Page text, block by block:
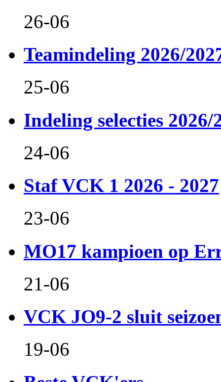
26-06
Teamindeling 2026/
25-06
Indeling selecties 2026/
24-06
Staf VCK 1 2026 - 2027
23-06
MO17 kampioen op
21-06
VCK JO9-2 sluit
19-06